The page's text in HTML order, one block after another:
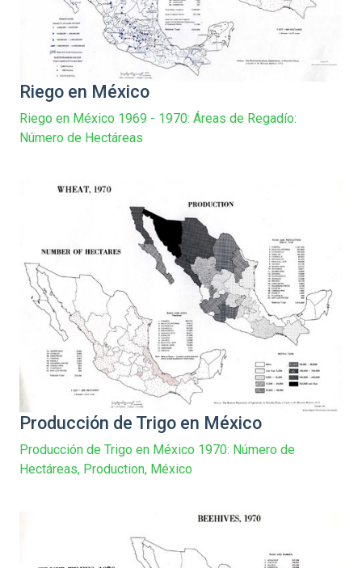
Riego en México
Riego en México 1969 - 1970: Áreas de Regadío:
Número de Hectáreas
Producción de Trigo en México
Producción de Trigo en México 1970: Número de
Hectáreas, Production, México